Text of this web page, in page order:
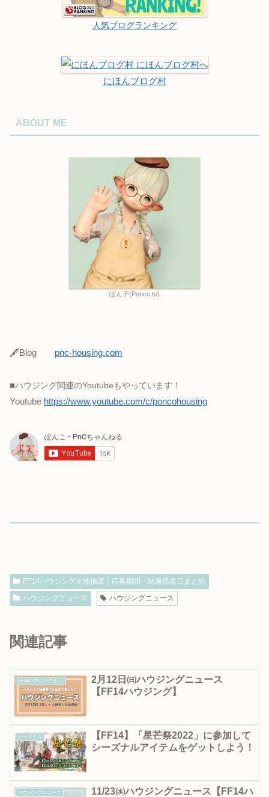
人気ブログランキング
にほんブログ村
ABOUT ME
ぽん子(Ponco tu)
🖋Blog pnc-housing.com
■ハウジング関連のYoutubeもやっています！
Youtube https://www.youtube.com/c/poncohousing
FF14ハウジング土地抽選｜応募期間・結果発表日まとめ
ハウジングニュース
ハウジングニュース
関連記事
2月12日㈰ハウジングニュース
【FF14ハウジング】
シーズナル
【FF14】「星芒祭2022」に参加して
シーズナルアイテムをゲットしよう！
ハウジングニュース
11/23㈬ハウジングニュース【FF14ハ